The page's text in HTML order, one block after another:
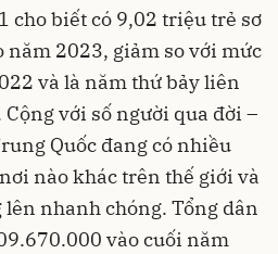
cho biết có 9,02 triệu trẻ sơ
năm 2023, giảm so với mức
và là năm thứ bảy liên
với số người qua đời –
Quốc đang có nhiều
nào khác trên thế giới và
nhanh chóng. Tổng dân
vào cuối năm